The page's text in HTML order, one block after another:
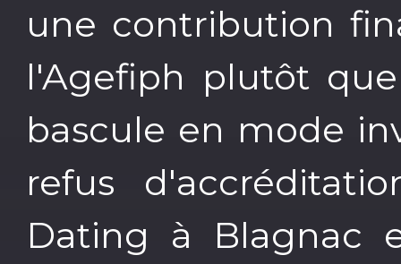
une contribution
l'Agefiph plutôt
bascule en mode
refus
Dating à Blagnac